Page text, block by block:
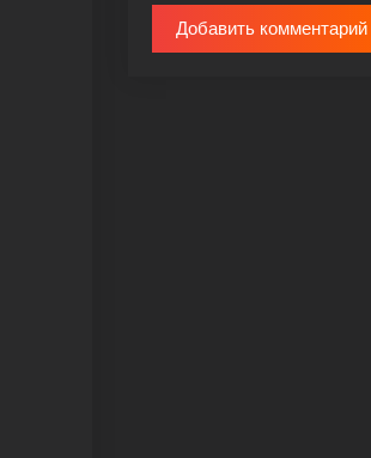
Добавить комментарий